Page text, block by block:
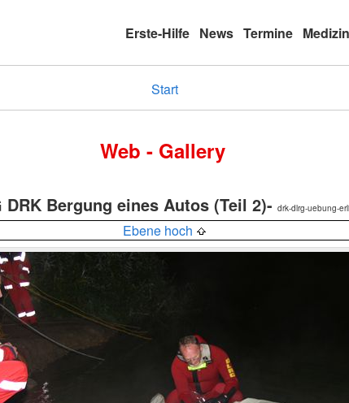
Erste-Hilfe News Termine
Start
Web - Gallery
DRK Bergung eines Autos (Teil 2)- drk-dlrg-uebung-
Ebene hoch